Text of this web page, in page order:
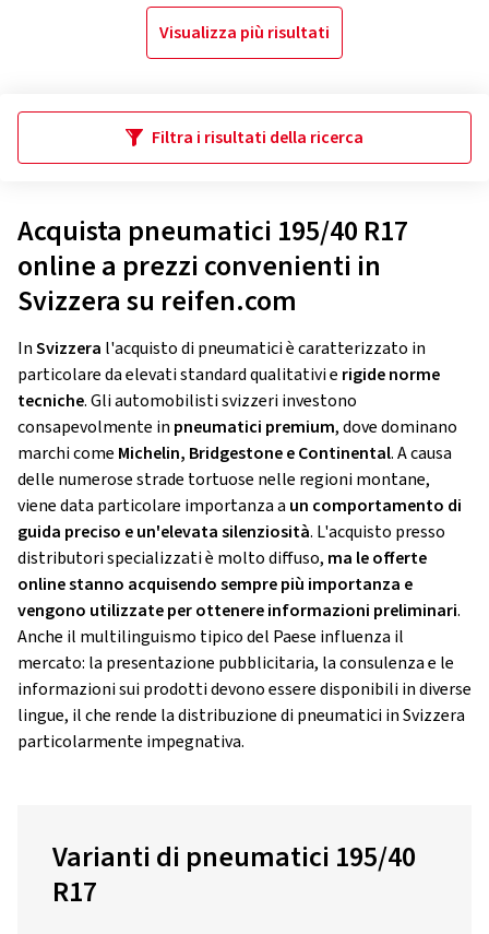
Visualizza più risultati
Filtra i risultati della ricerca
Acquista pneumatici 195/40 R17
online a prezzi convenienti in
Svizzera su reifen.com
InSvizzera l'acquisto di pneumatici è caratterizzato in
particolare da elevati standard qualitativi e rigide norme
tecniche. Gli automobilisti svizzeri investono
consapevolmente in pneumatici premium, dove dominano
marchi come Michelin, Bridgestone e Continental. A causa
delle numerose strade tortuose nelle regioni montane,
viene data particolare importanza a un comportamento di
guida preciso e un'elevata silenziosità. L'acquisto presso
distributori specializzati è molto diffuso, ma le offerte
online stanno acquisendo sempre più importanza e
vengono utilizzate per ottenere informazioni preliminari.
Anche il multilinguismo tipico del Paese influenza il
mercato: la presentazione pubblicitaria, la consulenza e le
informazioni sui prodotti devono essere disponibili in diverse
lingue, il che rende la distribuzione di pneumatici in Svizzera
particolarmente impegnativa.
Varianti di pneumatici 195/40
R17